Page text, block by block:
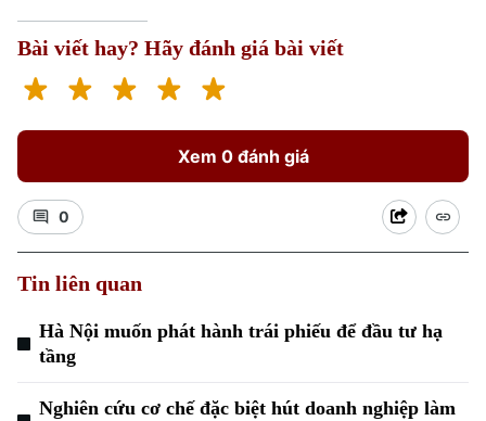
Bài viết hay? Hãy đánh giá bài viết
Xem 0 đánh giá
0
Tin liên quan
Hà Nội muốn phát hành trái phiếu để đầu tư hạ
tầng
Nghiên cứu cơ chế đặc biệt hút doanh nghiệp làm